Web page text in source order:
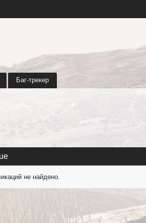
Баг-трекер
не найдено.